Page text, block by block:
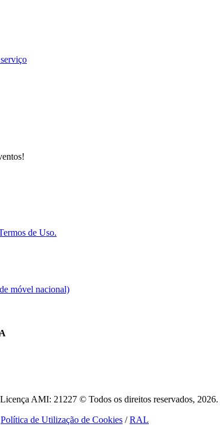
de Uso.
móvel nacional)
AMI: 21227 © Todos os direitos reservados, 2026.
Política de Utilização de Cookies /RAL